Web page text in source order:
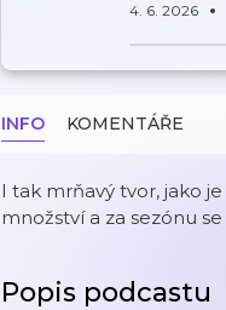
4. 6. 2026
INFO KOMENTÁŘE
I tak mrňavý tvor, jako
množství a za sezónu
Popis podcastu